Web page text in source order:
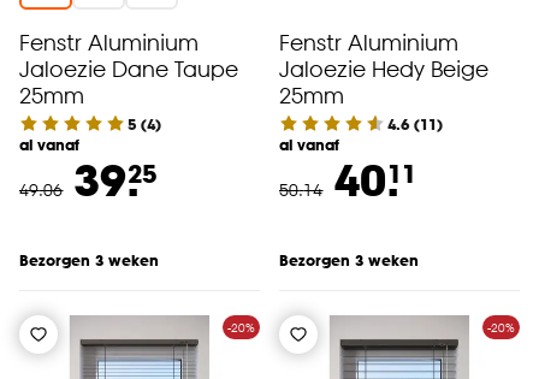
Fenstr Aluminium
Jaloezie Dane Taupe
25mm
5 (4)
al vanaf
49.06 39.25
Bezorgen 3 weken
Fenstr Aluminium
Jaloezie Hedy Beige
25mm
4.6 (11)
al vanaf
50.14 40.11
Bezorgen 3 weken
-20% -20%